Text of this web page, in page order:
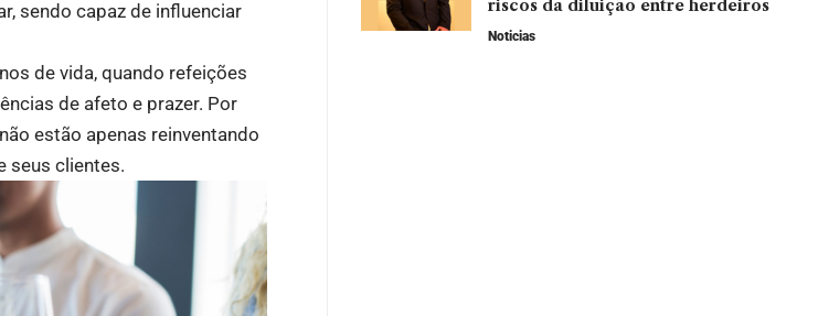
sendo capaz de influenciar
de vida, quando refeições
de afeto e prazer. Por
estão apenas reinventando
seus clientes.
riscos da diluição entre herdeiros
Noticias